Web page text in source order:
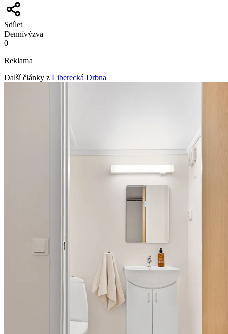
Sdílet
Dennívýzva
0
Reklama
Další články z Liberecká Drbna